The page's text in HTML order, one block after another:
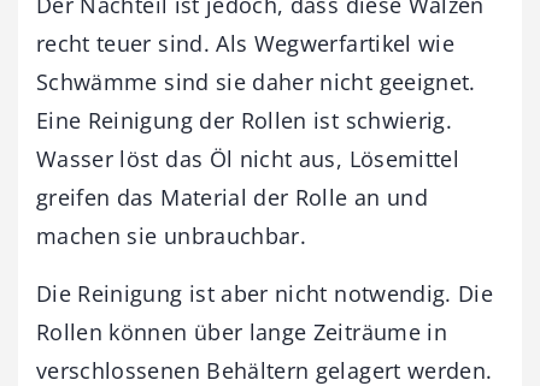
recht teuer sind. Als Wegwerfartikel wie
Schwämme sind sie daher nicht geeignet.
Eine Reinigung der Rollen ist schwierig.
Wasser löst das Öl nicht aus, Lösemittel
greifen das Material der Rolle an und
machen sie unbrauchbar.
Die Reinigung ist aber nicht notwendig. Die
Rollen können über lange Zeiträume in
verschlossenen Behältern gelagert werden.